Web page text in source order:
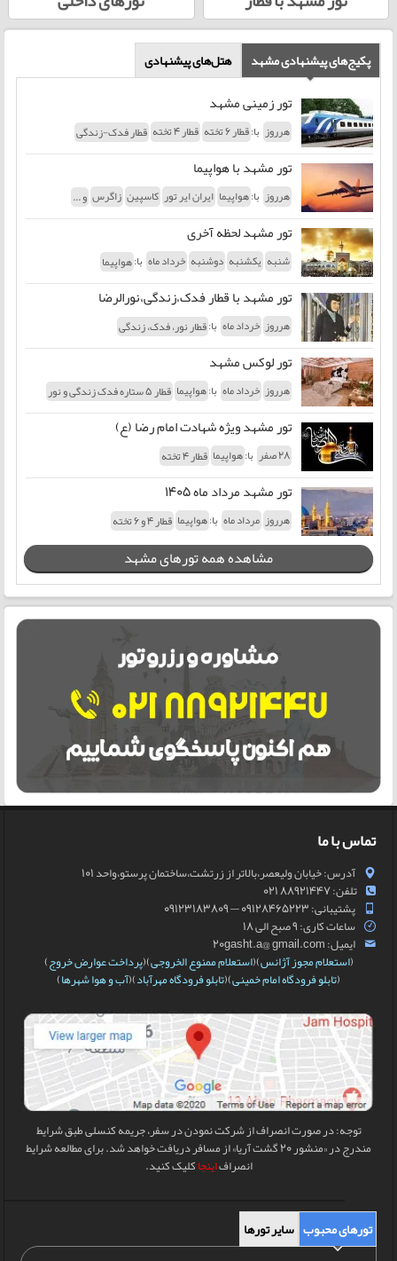
پکیج‌های پیشنهادی مشهد هتل‌های پیشنهادی
تور زمینی مشهد
هرروز با:قطار 6 تخته قطار 4 تخته قطار فدک-زندگی
تور مشهد با هواپیما
هرروز با:هواپیما ایران ایر تور کاسپین زاگرس و ...
تور مشهد لحظه آخری
شنبه یکشنبه دوشنبه خرداد ماه با:هواپیما
تور مشهد با قطار فدک،زندگی،نورالرضا
هرروز خرداد ماه با:قطار نور، فدک، زندگی
تور لوکس مشهد
هرروز خرداد ماه با:هواپیما قطار 5 ستاره فدک زندگی و نور
تور مشهد ویژه شهادت امام رضا (ع)
28 صفر با:هواپیما قطار 4 تخته
تور مشهد مرداد ماه 1405
هرروز مرداد ماه با:هواپیما قطار 4 و 6 تخته
مشاهده همه تورهای مشهد
تماس با ما
آدرس: خیابان ولیعصر،بالاتر از زرتشت،ساختمان پرستو،واحد 101
تلفن: 88921447 021
پشتیبانی: 09128465223 — 09123183809
ساعات کاری: 9 صبح الی 18
ایمیل: 20gasht.a@ gmail.com
(استعلام مجوز آژانس)(استعلام ممنوع الخروجی)(پرداخت عوارض خروج)
(تابلو فرودگاه امام خمینی)(تابلو فرودگاه مهرآباد)(آب و هوا شهرها)
توجه: در صورت انصراف از شرکت نمودن در سفر، جریمه کنسلی طبق شرایط
مندرج در «منشور 20 گشت آریا» از مسافر دریافت خواهد شد. برای مطالعه شرایط
انصرافاینجاکلیک کنید.
تورهای محبوب سایر تورها